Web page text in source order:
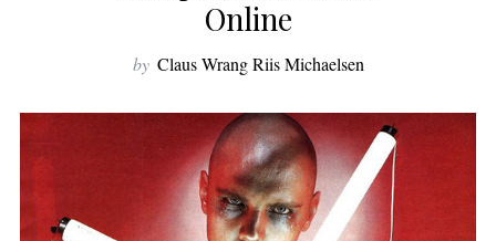
Online
by Claus Wrang Riis Michaelsen